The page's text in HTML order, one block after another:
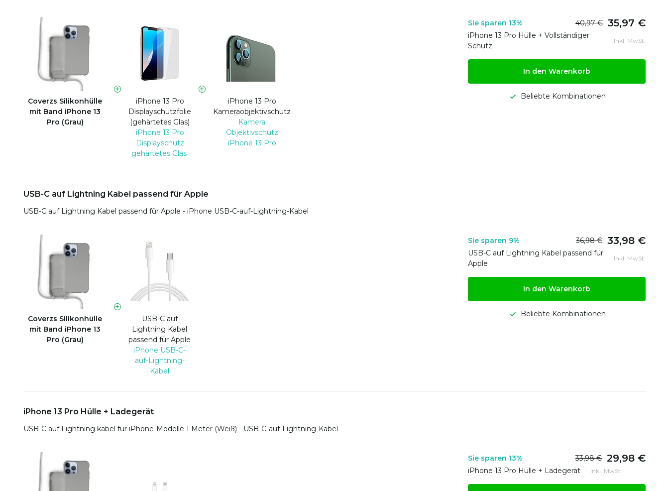
Coverzs Silikonhülle
mit Band iPhone 13
Pro (Grau)
iPhone 13 Pro
Displayschutzfolie
(gehärtetes Glas)
iPhone 13 Pro
Displayschutz
gehärtetes Glas
iPhone 13 Pro
Kameraobjektivschutz
Kamera
Objektivschutz
iPhone 13 Pro
Sie sparen 13% 40,97 € 35,97 €
iPhone 13 Pro Hülle + Vollständiger
Schutz
Inkl. MwSt.
In den Warenkorb
Beliebte Kombinationen
USB-C auf Lightning Kabel passend für Apple
USB-C auf Lightning Kabel passend für Apple - iPhone USB-C-auf-Lightning-Kabel
Coverzs Silikonhülle
mit Band iPhone 13
Pro (Grau)
USB-C auf
Lightning Kabel
passend für Apple
iPhone USB-C-
auf-Lightning-
Kabel
Sie sparen 9% 36,98 € 33,98 €
USB-C auf Lightning Kabel passend für
Apple
Inkl. MwSt.
In den Warenkorb
Beliebte Kombinationen
iPhone 13 Pro Hülle + Ladegerät
USB-C auf Lightning kabel für iPhone-Modelle 1 Meter (Weiß) - USB-C-auf-Lightning-Kabel
Sie sparen 13% 33,98 € 29,98 €
iPhone 13 Pro Hülle + Ladegerät Inkl. MwSt.